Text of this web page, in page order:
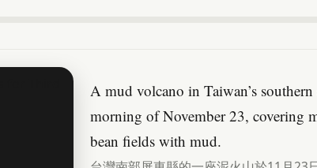
A mud volcano in Taiwan’s
morning of November 23, covering
bean fields with mud.